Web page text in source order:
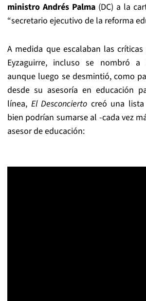
ministro Andrés Palma (DC) a la
“secretario ejecutivo de la reforma
A medida que escalaban las
Eyzaguirre, incluso se nombró a
aunque luego se desmintió, como
desde su asesoría en educación
línea, El Desconcierto creó una
bien podrían sumarse al -cada vez
asesor de educación: